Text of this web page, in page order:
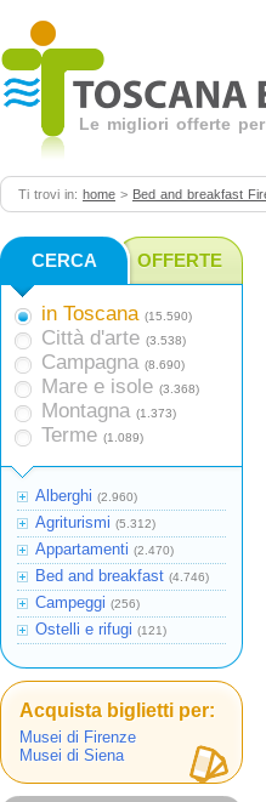
Le migliori offerte
Ti trovi in: home > Bed and breakfast
CERCA OFFERTE
in Toscana (15.590)
Città d'arte (3.538)
Campagna (8.690)
Mare e isole (3.368)
Montagna (1.373)
Terme (1.089)
Alberghi (2.960)
Agriturismi (5.312)
Appartamenti (2.470)
Bed and breakfast (4.746)
Campeggi (256)
Ostelli e rifugi (121)
Acquista biglietti per:
Musei di Firenze
Musei di Siena